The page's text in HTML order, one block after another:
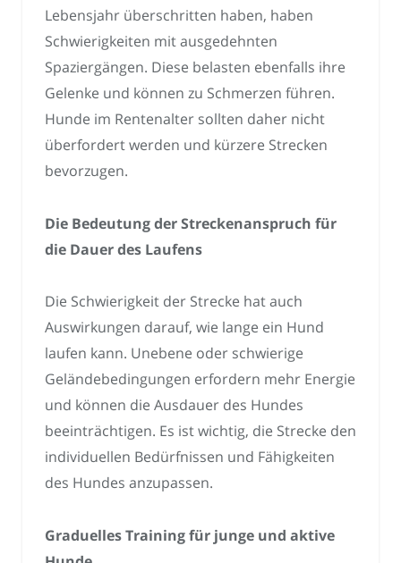
Lebensjahr überschritten haben, haben
Schwierigkeiten mit ausgedehnten
Spaziergängen. Diese belasten ebenfalls ihre
Gelenke und können zu Schmerzen führen.
Hunde im Rentenalter sollten daher nicht
überfordert werden und kürzere Strecken
bevorzugen.
Die Bedeutung der Streckenanspruch für
die Dauer des Laufens
Die Schwierigkeit der Strecke hat auch
Auswirkungen darauf, wie lange ein Hund
laufen kann. Unebene oder schwierige
Geländebedingungen erfordern mehr Energie
und können die Ausdauer des Hundes
beeinträchtigen. Es ist wichtig, die Strecke den
individuellen Bedürfnissen und Fähigkeiten
des Hundes anzupassen.
Graduelles Training für junge und aktive